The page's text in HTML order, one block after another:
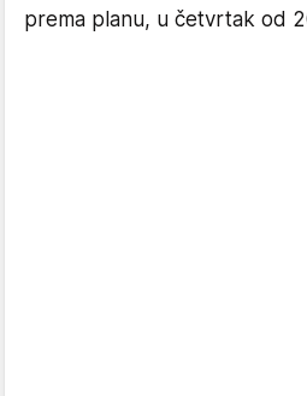
prema planu, u četvrtak od